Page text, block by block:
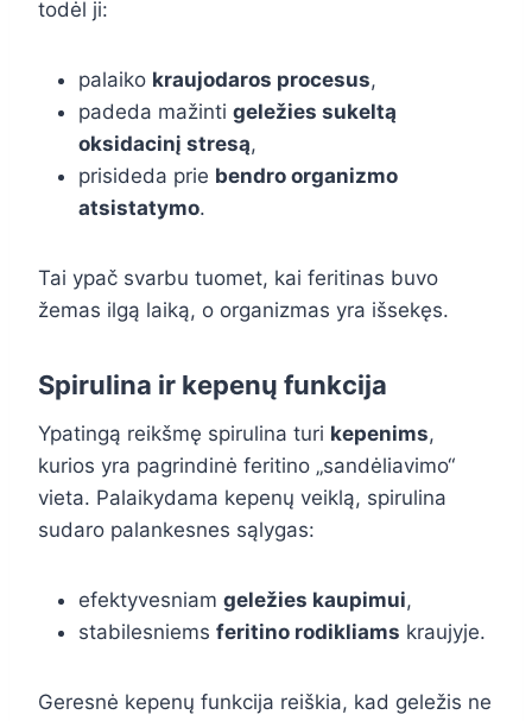
todėl ji:
palaiko kraujodaros procesus,
padeda mažinti geležies sukeltą
oksidacinį stresą,
prisideda prie bendro organizmo
atsistatymo.
Tai ypač svarbu tuomet, kai feritinas buvo
žemas ilgą laiką, o organizmas yra išsekęs.
Spirulina ir kepenų funkcija
Ypatingą reikšmę spirulina turi kepenims,
kurios yra pagrindinė feritino „sandėliavimo“
vieta. Palaikydama kepenų veiklą, spirulina
sudaro palankesnes sąlygas:
efektyvesniam geležies kaupimui,
stabilesniems feritino rodikliams kraujyje.
Geresnė kepenų funkcija reiškia, kad geležis ne